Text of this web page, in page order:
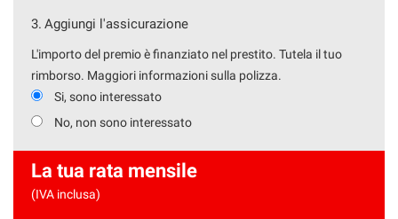
3. Aggiungi l'assicurazione
L'importo del premio è finanziato nel prestito. Tutela il tuo
rimborso. Maggiori informazioni sulla polizza.
Si, sono interessato
No, non sono interessato
La tua rata mensile
(IVA inclusa)